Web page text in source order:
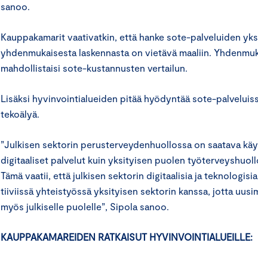
sanoo.
Kauppakamarit vaativatkin, että hanke sote-palveluiden
yhdenmukaisesta laskennasta on vietävä maaliin.
mahdollistaisi sote-kustannusten vertailun.
Lisäksi hyvinvointialueiden pitää hyödyntää sote-
tekoälyä.
”Julkisen sektorin perusterveydenhuollossa on saatava
digitaaliset palvelut kuin yksityisen puolen
Tämä vaatii, että julkisen sektorin digitaalisia ja
tiiviissä yhteistyössä yksityisen sektorin kanssa, jotta
myös julkiselle puolelle”, Sipola sanoo.
KAUPPAKAMAREIDEN RATKAISUT HYVINVOINTIALUEILLE: